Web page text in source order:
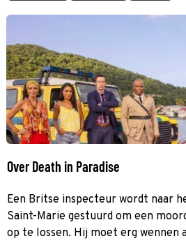
Over Death in Paradise
Een Britse inspecteur wordt naar
Saint-Marie gestuurd om een
op te lossen. Hij moet erg wennen